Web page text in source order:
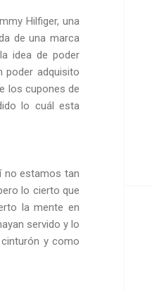
Hilfiger, una
de una marca
idea de poder
poder adquisito
los cupones de
lo cuál esta
no estamos tan
lo cierto que
la mente en
servido y lo
y como